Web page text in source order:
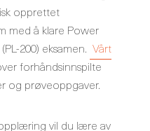
opprettet
med å klare Power
200) eksamen. Vårt
forhåndsinnspilte
og prøveoppgaver.
vil du lære av